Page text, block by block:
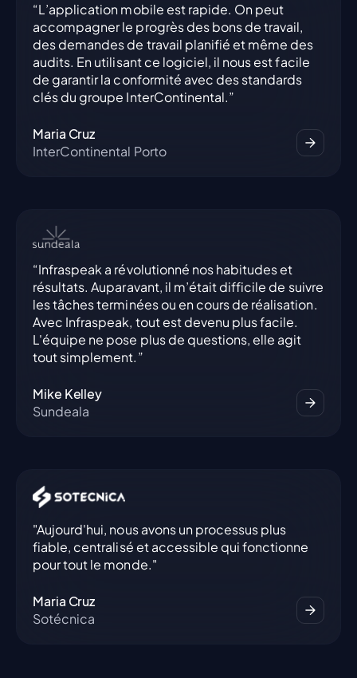
“L’application mobile est rapide. On peut
accompagner le progrès des bons de travail,
des demandes de travail planifié et même des
audits. En utilisant ce logiciel, il nous est facile
de garantir la conformité avec des standards
clés du groupe InterContinental.”
Maria Cruz
InterContinental Porto
“Infraspeak a révolutionné nos habitudes et
résultats. Auparavant, il m’était difficile de suivre
les tâches terminées ou en cours de réalisation.
Avec Infraspeak, tout est devenu plus facile.
L'équipe ne pose plus de questions, elle agit
tout simplement.”
Mike Kelley
Sundeala
"Aujourd'hui, nous avons un processus plus
fiable, centralisé et accessible qui fonctionne
pour tout le monde."
Maria Cruz
Sotécnica